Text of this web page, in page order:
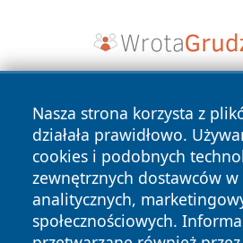
Nasza strona korzysta z
działała prawidłowo.
cookies i podobnych
zewnętrznych dostawców w
analitycznych,
społecznościowych.
Copyright © 2026 faktybytom.pl